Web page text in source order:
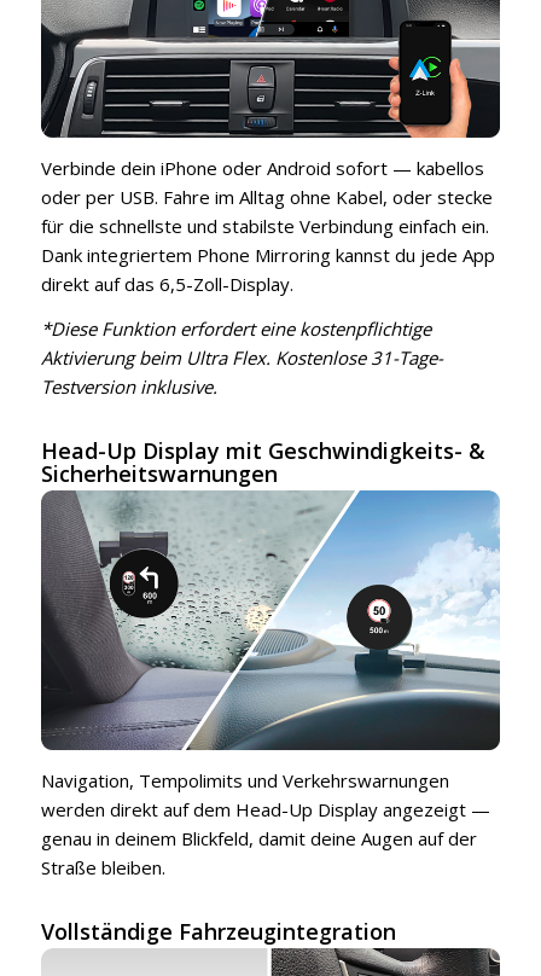
Verbinde dein iPhone oder Android sofort — kabellos
oder per USB. Fahre im Alltag ohne Kabel, oder stecke
für die schnellste und stabilste Verbindung einfach ein.
Dank integriertem Phone Mirroring kannst du jede App
direkt auf das 6,5-Zoll-Display.
*Diese Funktion erfordert eine kostenpflichtige
Aktivierung beim Ultra Flex. Kostenlose 31-Tage-
Testversion inklusive.
Head-Up Display mit Geschwindigkeits- &
Sicherheitswarnungen
Navigation, Tempolimits und Verkehrswarnungen
werden direkt auf dem Head-Up Display angezeigt —
genau in deinem Blickfeld, damit deine Augen auf der
Straße bleiben.
Vollständige Fahrzeugintegration